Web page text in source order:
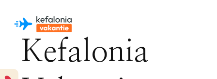
Kefalonia